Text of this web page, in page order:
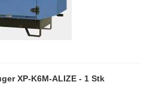
XP-K6M-ALIZE - 1 Stk